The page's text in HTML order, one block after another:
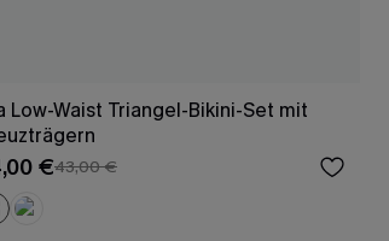
Low-Waist Triangel-Bikini-Set mit
€43,00 €